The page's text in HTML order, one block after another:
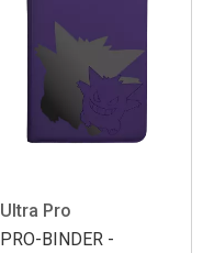
Ultra Pro
PRO-BINDER -